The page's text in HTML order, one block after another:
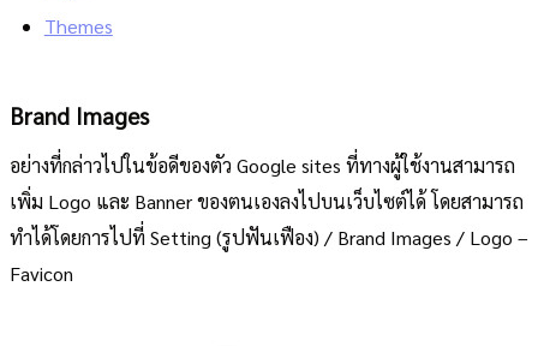
Themes
Brand Images
อย่างที่กล่าวไปในข้อดีของตัว Google sites ที่ทางผู้ใช้งานสามารถ
เพิ่ม Logo และ Banner ของตนเองลงไปบนเว็บไซต์ได้ โดยสามารถ
ทำได้โดยการไปที่ Setting (รูปฟันเฟือง) / Brand Images / Logo –
Favicon